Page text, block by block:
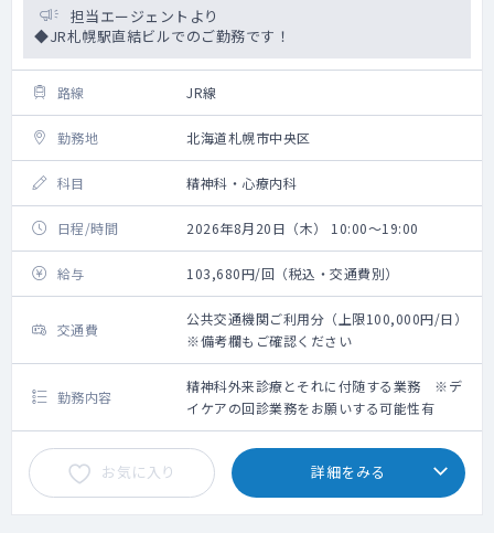
担当エージェントより
◆JR札幌駅直結ビルでのご勤務です！
路線 JR線
勤務地 北海道札幌市中央区
科目 精神科・心療内科
日程/時間 2026年8月20日（木） 10:00～19:00
給与 103,680円/回（税込・交通費別）
交通費
公共交通機関ご利用分（上限100,000円/日）
※備考欄もご確認ください
勤務内容
精神科外来診療とそれに付随する業務 ※デ
イケアの回診業務をお願いする可能性有
お気に入り 詳細をみる